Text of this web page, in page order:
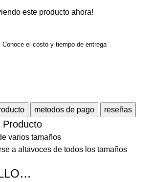
este producto ahora!
Conoce el costo y tiempo de entrega
metodos de pago reseñas
Producto
varios tamaños
a altavoces de todos los tamaños